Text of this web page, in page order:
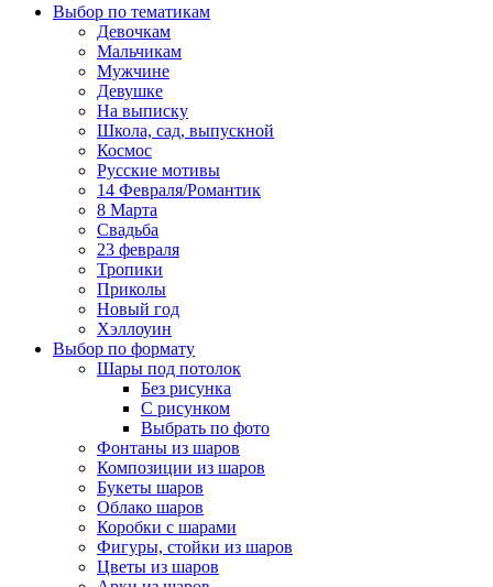
Выбор по тематикам
Девочкам
Мальчикам
Мужчине
Девушке
На выписку
Школа, сад, выпускной
Космос
Русские мотивы
14 Февраля/Романтик
8 Марта
Свадьба
23 февраля
Тропики
Приколы
Новый год
Хэллоуин
Выбор по формату
Шары под потолок
Без рисунка
С рисунком
Выбрать по фото
Фонтаны из шаров
Композиции из шаров
Букеты шаров
Облако шаров
Коробки с шарами
Фигуры, стойки из шаров
Цветы из шаров